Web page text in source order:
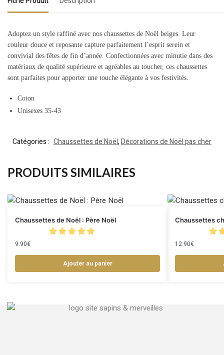
Adoptez un style raffiné avec nos chaussettes de Noël beiges. Leur
couleur douce et reposante capture parfaitement l’esprit serein et
convivial des fêtes de fin d’année. Confectionnées avec minutie dans des
matériaux de qualité supérieure et agréables au toucher, ces chaussettes
sont parfaites pour apporter une touche élégante à vos festivités.
Coton
Unisexes 35-43
Catégories : Chaussettes de Noël,Décorations de Noël pas cher
PRODUITS SIMILAIRES
Chaussettes de Noël : Père Noël
9.90€
Ajouter au panier
Chaussettes
12.90€